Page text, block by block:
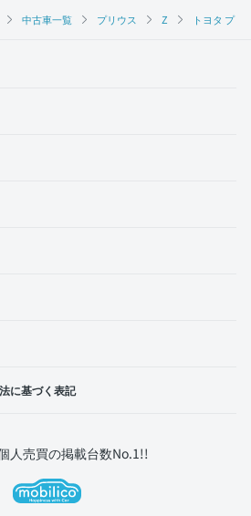
中古車一覧 プリウス Z トヨタ プ
に基づく表記